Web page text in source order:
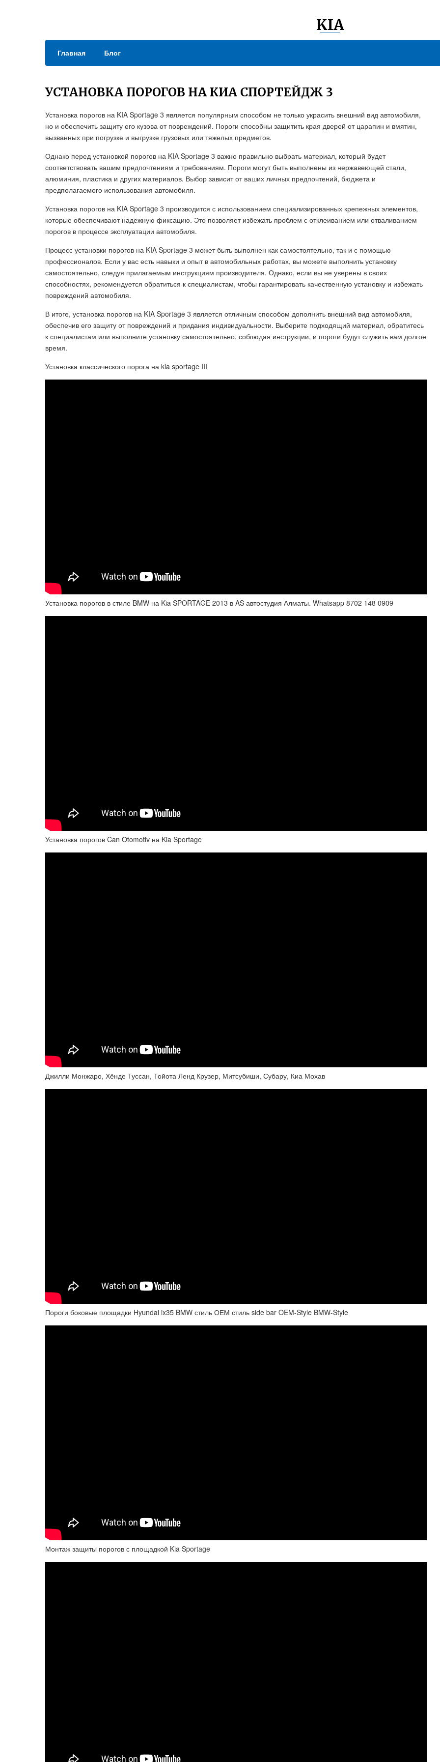
KIA
Главная Блог
УСТАНОВКА ПОРОГОВ НА КИА СПОРТЕЙДЖ 3
Установка порогов на KIA Sportage 3 является популярным способом не только украсить внешний вид автомобиля,
но и обеспечить защиту его кузова от повреждений. Пороги способны защитить края дверей от царапин и вмятин,
вызванных при погрузке и выгрузке грузовых или тяжелых предметов.
Однако перед установкой порогов на KIA Sportage 3 важно правильно выбрать материал, который будет
соответствовать вашим предпочтениям и требованиям. Пороги могут быть выполнены из нержавеющей стали,
алюминия, пластика и других материалов. Выбор зависит от ваших личных предпочтений, бюджета и
предполагаемого использования автомобиля.
Установка порогов на KIA Sportage 3 производится с использованием специализированных крепежных элементов,
которые обеспечивают надежную фиксацию. Это позволяет избежать проблем с отклеиванием или отваливанием
порогов в процессе эксплуатации автомобиля.
Процесс установки порогов на KIA Sportage 3 может быть выполнен как самостоятельно, так и с помощью
профессионалов. Если у вас есть навыки и опыт в автомобильных работах, вы можете выполнить установку
самостоятельно, следуя прилагаемым инструкциям производителя. Однако, если вы не уверены в своих
способностях, рекомендуется обратиться к специалистам, чтобы гарантировать качественную установку и избежать
повреждений автомобиля.
В итоге, установка порогов на KIA Sportage 3 является отличным способом дополнить внешний вид автомобиля,
обеспечив его защиту от повреждений и придания индивидуальности. Выберите подходящий материал, обратитесь
к специалистам или выполните установку самостоятельно, соблюдая инструкции, и пороги будут служить вам долгое
время.
Установка классического порога на kia sportage III
Установка порогов в стиле BMW на Kia SPORTAGE 2013 в AS автостудия Алматы. Whatsapp 8702 148 0909
Установка порогов Can Otomotiv на Kia Sportage
Джилли Монжаро, Хёнде Туссан, Тойота Ленд Крузер, Митсубиши, Субару, Киа Мохав
Пороги боковые площадки Hyundai ix35 BMW стиль ОЕМ стиль side bar OEM-Style BMW-Style
Монтаж защиты порогов с площадкой Kia Sportage